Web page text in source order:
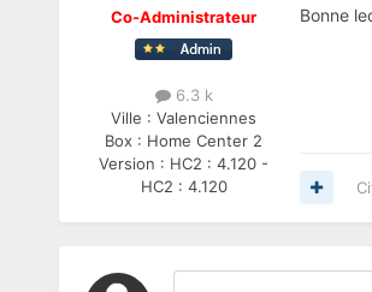
Co-Administrateur
6.3 k
Ville :Valenciennes
Box : Home Center 2
Version : HC2 : 4.120 -
HC2 : 4.120
Bonne